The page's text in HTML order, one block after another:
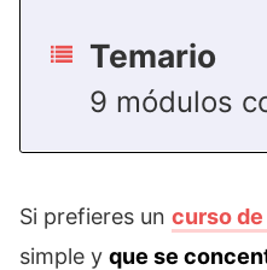
Temario
9 módulos
Si prefieres un curso
simple y que se